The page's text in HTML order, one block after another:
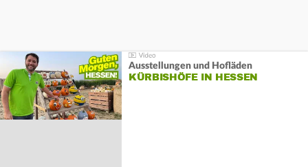
Ausstellungen und Hofläden
KÜRBISHÖFE IN HESSEN